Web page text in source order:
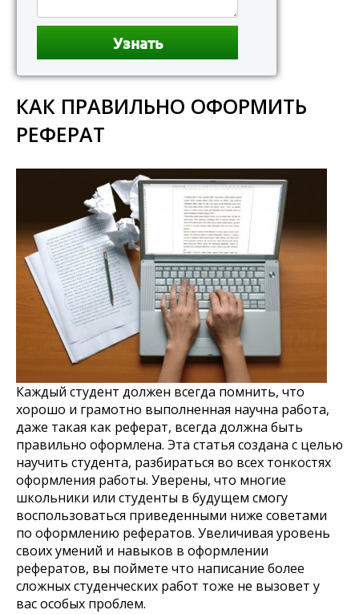
КАК ПРАВИЛЬНО ОФОРМИТЬ
РЕФЕРАТ
Каждый студент должен всегда помнить, что
хорошо и грамотно выполненная научна работа,
даже такая как реферат, всегда должна быть
правильно оформлена. Эта статья создана с целью
научить студента, разбираться во всех тонкостях
оформления работы. Уверены, что многие
школьники или студенты в будущем смогу
воспользоваться приведенными ниже советами
по оформлению рефератов. Увеличивая уровень
своих умений и навыков в оформлении
рефератов, вы поймете что написание более
сложных студенческих работ тоже не вызовет у
вас особых проблем.